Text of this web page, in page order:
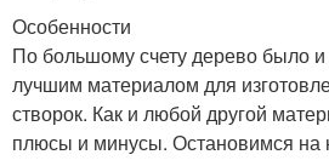
Особенности
По большому счету дерево было и
лучшим материалом для
створок. Как и любой другой
плюсы и минусы. Остановимся на